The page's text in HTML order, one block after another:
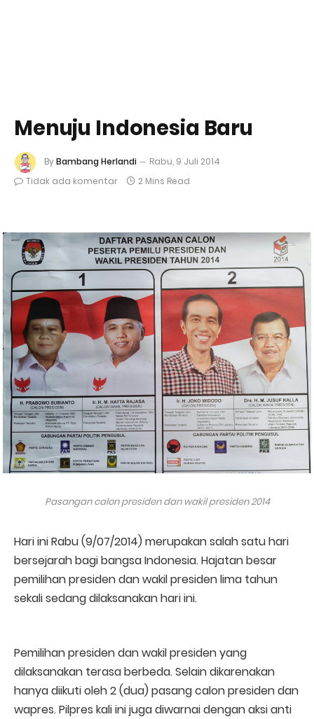
Menuju Indonesia Baru
ByBambang Herlandi
Rabu, 9 Juli 2014
Tidak ada komentar
2 Mins Read
Pasangan calon presiden dan wakil presiden 2014
Hari ini Rabu (9/07/2014) merupakan salah satu hari
bersejarah bagi bangsa Indonesia. Hajatan besar
pemilihan presiden dan wakil presiden lima tahun
sekali sedang dilaksanakan hari ini.
Pemilihan presiden dan wakil presiden yang
dilaksanakan terasa berbeda. Selain dikarenakan
hanya diikuti oleh 2 (dua) pasang calon presiden dan
wapres. Pilpres kali ini juga diwarnai dengan aksi anti